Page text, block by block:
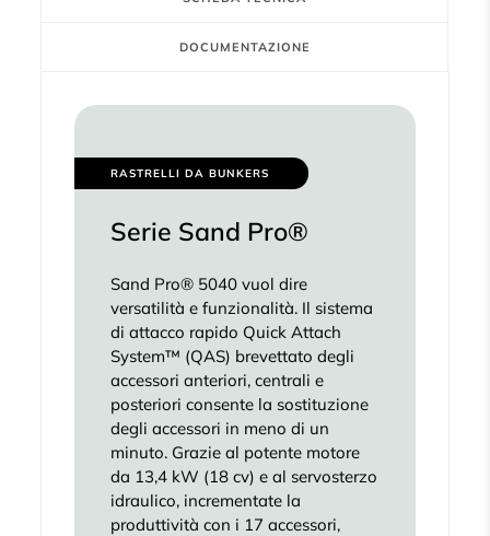
DOCUMENTAZIONE
RASTRELLI DA BUNKERS
Serie Sand Pro®
Sand Pro® 5040 vuol dire
versatilità e funzionalità. Il sistema
di attacco rapido Quick Attach
System™ (QAS) brevettato degli
accessori anteriori, centrali e
posteriori consente la sostituzione
degli accessori in meno di un
minuto. Grazie al potente motore
da 13,4 kW (18 cv) e al servosterzo
idraulico, incrementate la
produttività con i 17 accessori,